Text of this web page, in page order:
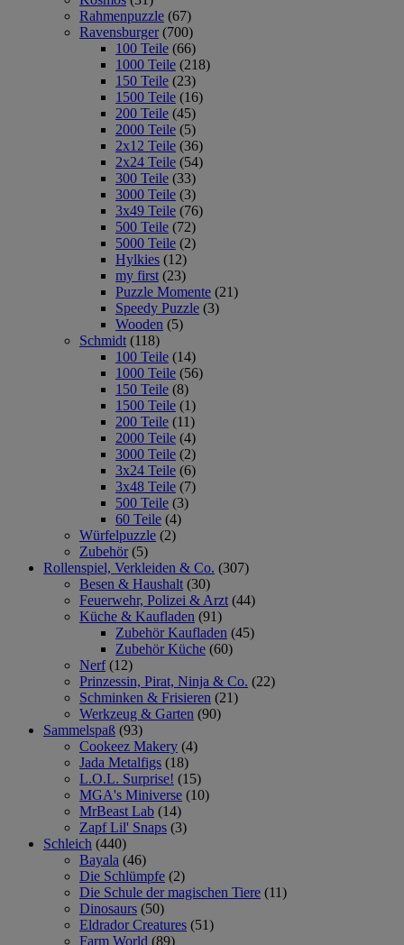
Rahmenpuzzle (67)
Ravensburger (700)
100 Teile (66)
1000 Teile (218)
150 Teile (23)
1500 Teile (16)
200 Teile (45)
2000 Teile (5)
2x12 Teile (36)
2x24 Teile (54)
300 Teile (33)
3000 Teile (3)
3x49 Teile (76)
500 Teile (72)
5000 Teile (2)
Hylkies (12)
my first (23)
Puzzle Momente (21)
Speedy Puzzle (3)
Wooden (5)
Schmidt (118)
100 Teile (14)
1000 Teile (56)
150 Teile (8)
1500 Teile (1)
200 Teile (11)
2000 Teile (4)
3000 Teile (2)
3x24 Teile (6)
3x48 Teile (7)
500 Teile (3)
60 Teile (4)
Würfelpuzzle (2)
Zubehör (5)
Rollenspiel, Verkleiden & Co. (307)
Besen & Haushalt (30)
Feuerwehr, Polizei & Arzt (44)
Küche & Kaufladen (91)
Zubehör Kaufladen (45)
Zubehör Küche (60)
Nerf (12)
Prinzessin, Pirat, Ninja & Co. (22)
Schminken & Frisieren (21)
Werkzeug & Garten (90)
Sammelspaß (93)
Cookeez Makery (4)
Jada Metalfigs (18)
L.O.L. Surprise! (15)
MGA's Miniverse (10)
MrBeast Lab (14)
Zapf Lil' Snaps (3)
Schleich (440)
Bayala (46)
Die Schlümpfe (2)
Die Schule der magischen Tiere (11)
Dinosaurs (50)
Eldrador Creatures (51)
Farm World (89)